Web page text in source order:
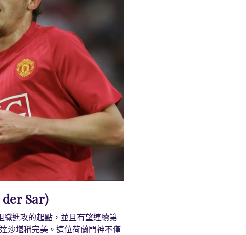
Sar)
織進攻的起點，並且有望連續第
沙堪稱完美。這位荷蘭門神不僅